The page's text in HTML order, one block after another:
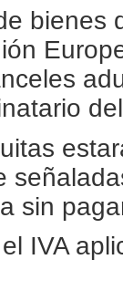
bienes
sin
IVA